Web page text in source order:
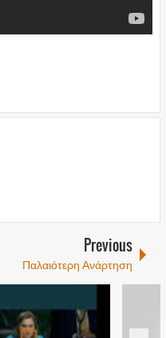
Previous
Παλαιότερη Ανάρτηση